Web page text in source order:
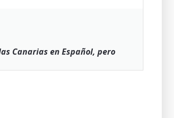
en Español, pero